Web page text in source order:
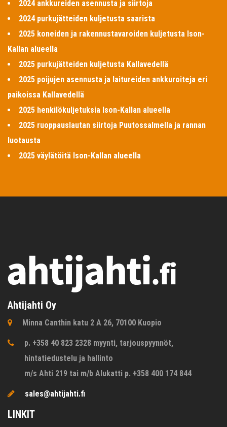
2024 ankkureiden asennusta ja siirtoja
2024 purkujätteiden kuljetusta saarista
2025 koneiden ja rakennustavaroiden kuljetusta Ison-
Kallan alueella
2025 purkujätteiden kuljetusta Kallavedellä
2025 poijujen asennusta ja laitureiden ankkuroiteja eri
paikoissa Kallavedellä
2025 henkilökuljetuksia Ison-Kallan alueella
2025 ruoppauslautan siirtoja Puutossalmella ja rannan
luotausta
2025 väylätöitä Ison-Kallan alueella
Ahtijahti Oy
Minna Canthin katu 2 A 26, 70100 Kuopio
p. +358 40 823 2328 myynti, tarjouspyynnöt,
hintatiedustelu ja hallinto
m/s Ahti 219 tai m/b Alukatti p. +358 400 174 844
sales@ahtijahti.fi
LINKIT